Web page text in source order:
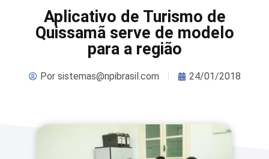
Aplicativo de Turismo de
Quissamã serve de modelo
para a região
Porsistemas@npibrasil.com 24/01/2018